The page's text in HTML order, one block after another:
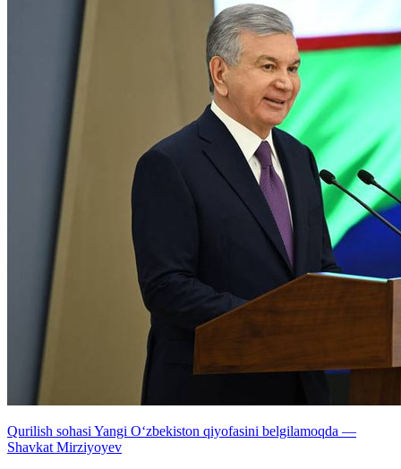
Qurilish sohasi Yangi O‘zbekiston qiyofasini belgilamoqda —
Shavkat Mirziyoyev